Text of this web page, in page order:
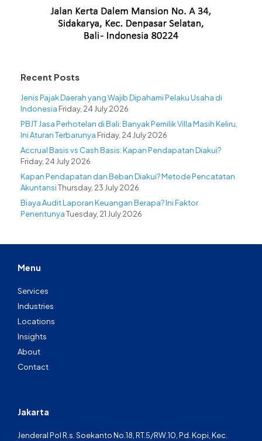
Recent Posts
Jenis Pajak Daerah yang Wajib Dipahami Pelaku Usaha di
Indonesia Friday, 24 July 2026
PBJT Jasa Perhotelan di Bali: Banyak Pemilik Villa Masih Keliru,
Ini Aturan Terbarunya Friday, 24 July 2026
Accrual Basis vs Cash Basis: Kapan Pendapatan Diakui?
Friday, 24 July 2026
Kapan Pendapatan dan Beban Diakui? Metode Pencatatan
AkuntansiThursday, 23 July 2026
Biaya Audit Laporan Keuangan Berapa? Ini Faktor
PenentunyaTuesday, 21 July 2026
Menu
Services
Industries
Locations
Insights
About
Contact
Jakarta
Jenderal Pol R.s. Soekanto No.18, RT.5/RW.10, Pd. Kopi, Kec.